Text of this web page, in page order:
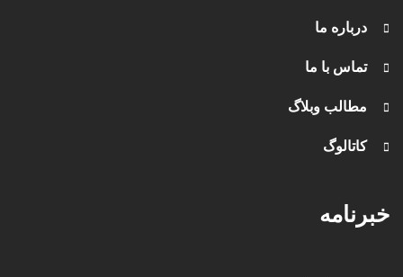
درباره ما
تماس با ما
مطالب وبلاگ
کاتالوگ
خبرنامه